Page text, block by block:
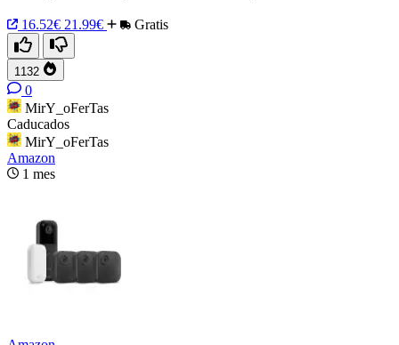
16.52€ 21.99€ Gratis
1132
0
MirY_oFerTas
Caducados
MirY_oFerTas
Amazon
1 mes